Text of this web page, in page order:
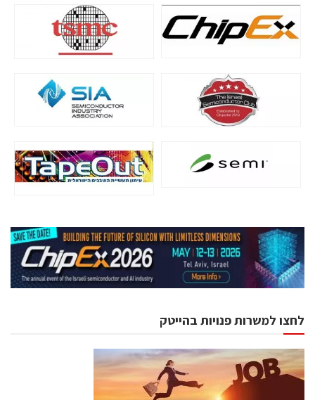
לחצו למשרות פנויות בהייטק